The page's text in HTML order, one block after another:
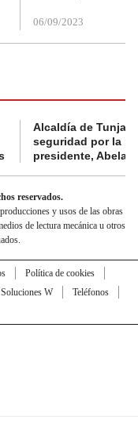
06/09/2023
Alcaldía de Tunja
seguridad por la
presidente,
reservados.
y usos de las obras
de lectura mecánica u otros
Política de cookies
Soluciones W
Teléfonos